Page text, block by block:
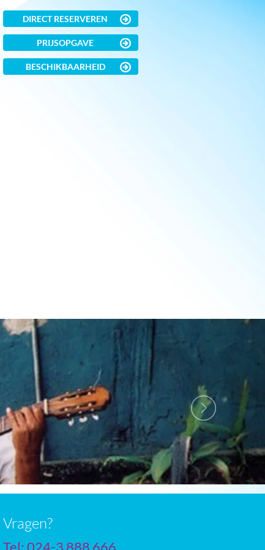
DIRECT RESERVEREN
PRIJSOPGAVE
BESCHIKBAARHEID
Vragen?
Tel: 024-3 888 666